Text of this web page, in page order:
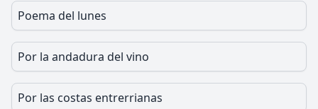
Poema del lunes
Por la andadura del vino
Por las costas entrerrianas